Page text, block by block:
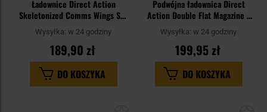
Ładownice Direct Action
Skeletonized Comms Wings Set
- zestaw 2 szt. - Shadow Grey
Wysyłka: w 24 godziny
189,90 zł
DO KOSZYKA
Podwójna ładownica Direct
Action Double Flat Magazine -
MultiCam
Wysyłka: w 24 godziny
199,95 zł
DO KOSZYKA